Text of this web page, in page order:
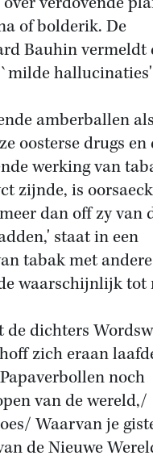
of bolderik. De
Bauhin vermeldt
hallucinaties'
amberballen als
oosterse drugs en
werking van
zijnde, is
dan off zy van
staat in een
tabak met andere
waarschijnlijk tot
de dichters
zich eraan
noch
van de wereld,/
Waarvan je
de Nieuwe